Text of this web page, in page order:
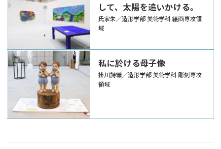
して、太陽を追いかける。
氏家朱／造形学部 美術学科 絵画専攻領
域
私に於ける母子像
掛川詩織／造形学部 美術学科 彫刻専攻
領域